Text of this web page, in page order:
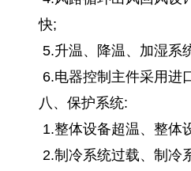
快;
5.升温、降温、加湿系
6.电器控制主件采用进
八、保护系统:
1.整体设备超温、整体
2.制冷系统过载、制冷